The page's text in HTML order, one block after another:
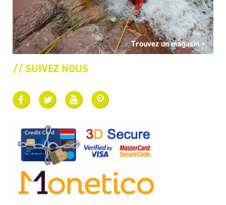
Trouvez un magasin >
// SUIVEZ NOUS